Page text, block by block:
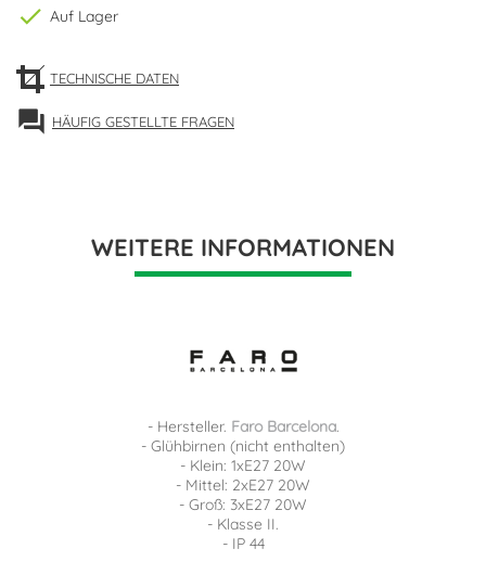
check Auf Lager
TECHNISCHE DATEN
forum HÄUFIG GESTELLTE FRAGEN
WEITERE INFORMATIONEN
- Hersteller. Faro Barcelona.
- Glühbirnen (nicht enthalten)
- Klein: 1xE27 20W
- Mittel: 2xE27 20W
- Groß: 3xE27 20W
- Klasse II.
- IP 44